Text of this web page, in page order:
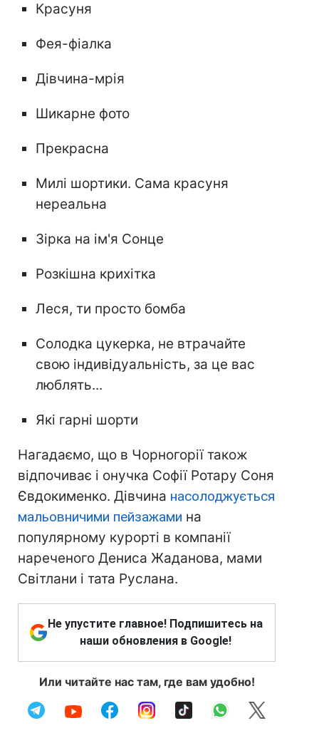
Красуня
Фея-фіалка
Дівчина-мрія
Шикарне фото
Прекрасна
Милі шортики. Сама красуня
нереальна
Зірка на ім'я Сонце
Розкішна крихітка
Леся, ти просто бомба
Солодка цукерка, не втрачайте
свою індивідуальність, за це вас
люблять...
Які гарні шорти
Нагадаємо, що в Чорногорії також
відпочиває і онучка Софії Ротару Соня
Євдокименко. Дівчина насолоджується
мальовничими пейзажами на
популярному курорті в компанії
нареченого Дениса Жаданова, мами
Світлани і тата Руслана.
Не упустите главное! Подпишитесь на
наши обновления в Google!
Или читайте нас там, где вам удобно!